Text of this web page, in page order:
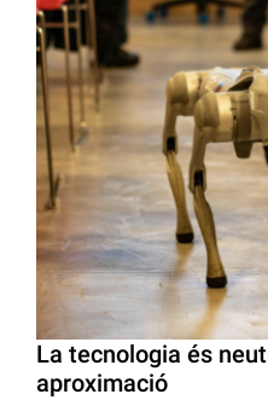
La tecnologia és
aproximació